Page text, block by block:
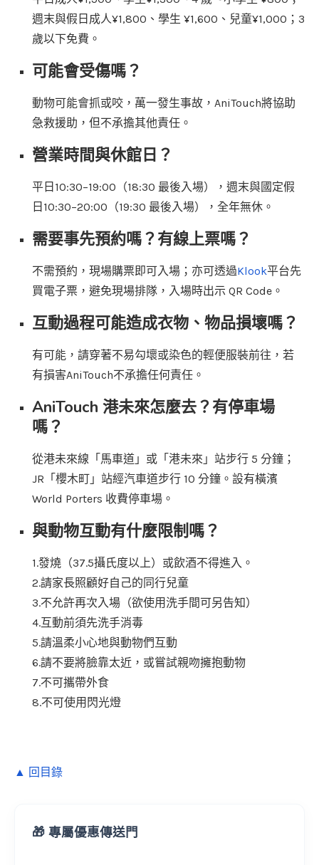
週末與假日成人¥1,800、學生 ¥1,600、兒童¥1,000；3
歲以下免費。
可能會受傷嗎？
動物可能會抓或咬，萬一發生事故，AniTouch將協助
急救援助，但不承擔其他責任。
營業時間與休館日？
平日10:30–19:00（18:30 最後入場），週末與國定假
日10:30–20:00（19:30 最後入場），全年無休。
需要事先預約嗎？有線上票嗎？
不需預約，現場購票即可入場；亦可透過Klook平台先
買電子票，避免現場排隊，入場時出示 QR Code。
互動過程可能造成衣物、物品損壞嗎？
有可能，請穿著不易勾壞或染色的輕便服裝前往，若
有損害AniTouch不承擔任何責任。
AniTouch 港未來怎麼去？有停車場
嗎？
從港未來線「馬車道」或「港未來」站步行 5 分鐘；
JR「櫻木町」站經汽車道步行 10 分鐘。設有橫濱
World Porters 收費停車場。
與動物互動有什麼限制嗎？
1.發燒（37.5攝氏度以上）或飲酒不得進入。
2.請家長照顧好自己的同行兒童
3.不允許再次入場（欲使用洗手間可另告知）
4.互動前須先洗手消毒
5.請溫柔小心地與動物們互動
6.請不要將臉靠太近，或嘗試親吻擁抱動物
7.不可攜帶外食
8.不可使用閃光燈
▲ 回目錄
🎁 專屬優惠傳送門